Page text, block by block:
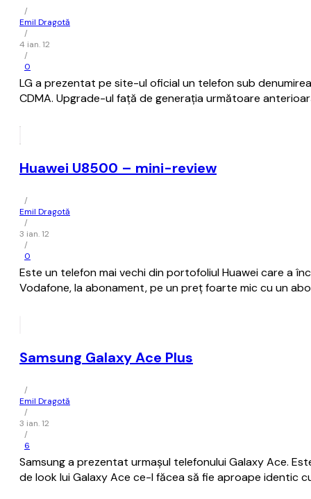
/
Emil Dragotă
/
4 ian. 12
/
0
LG a prezentat pe site-ul oficial un telefon sub
CDMA. Upgrade-ul față de generația următoare
Huawei U8500 – mini-review
/
Emil Dragotă
/
3 ian. 12
/
0
Este un telefon mai vechi din portofoliul Huawei care a
Vodafone, la abonament, pe un preț foarte mic cu un
Samsung Galaxy Ace Plus
/
Emil Dragotă
/
3 ian. 12
/
6
Samsung a prezentat urmașul telefonului Galaxy Ace.
de look lui Galaxy Ace ce-l făcea să fie aproape identic